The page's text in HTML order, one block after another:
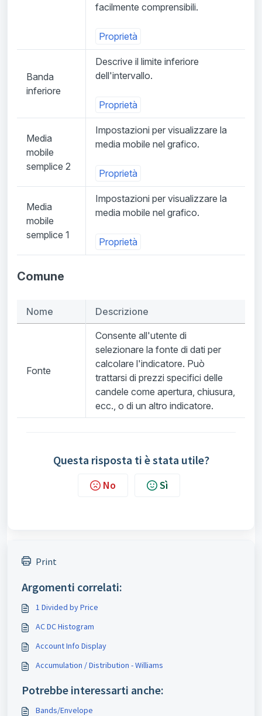
facilmente comprensibili.
Proprietà
Banda
inferiore
Descrive il limite inferiore
dell'intervallo.
Proprietà
Media
mobile
semplice 2
Impostazioni per visualizzare la
media mobile nel grafico.
Proprietà
Media
mobile
semplice 1
Impostazioni per visualizzare la
media mobile nel grafico.
Proprietà
Comune
Nome Descrizione
Fonte
Consente all'utente di
selezionare la fonte di dati per
calcolare l'indicatore. Può
trattarsi di prezzi specifici delle
candele come apertura, chiusura,
ecc., o di un altro indicatore.
Questa risposta ti è stata utile?
No Sì
Print
Argomenti correlati:
1 Divided by Price
AC DC Histogram
Account Info Display
Accumulation / Distribution - Williams
Potrebbe interessarti anche:
Bands/Envelope